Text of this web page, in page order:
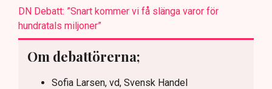
DN Debatt: ”Snart kommer vi få slänga varor för
hundratals miljoner”
Om debattörerna;
Sofia Larsen, vd, Svensk Handel